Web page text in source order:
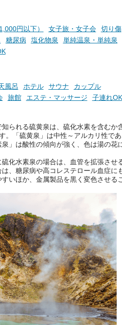
酸水素塩
すべて
泉かけ流
わりつ
たい施設
さらに、各館ではアロマ
ュやアウフグースなど、
好きにはたまらない多彩
───
提供元：万葉倶楽部株式
【PR】
円以下） 女子旅・女子会
切り傷
糖尿病 塩化物泉
単純温泉・単純泉
風呂 ホテル サウナ
カップル
旅館 エステ・マッサージ 子連れOK
られる硫黄泉は、硫化水素を含むか
。「硫黄泉」は中性～アルカリ性であ
」は酸性の傾向が強く、色は湯の花
化水素泉の場合は、血管を拡張させ
、糖尿病や高コレステロール血症に
いほか、金属製品を黒く変色させる